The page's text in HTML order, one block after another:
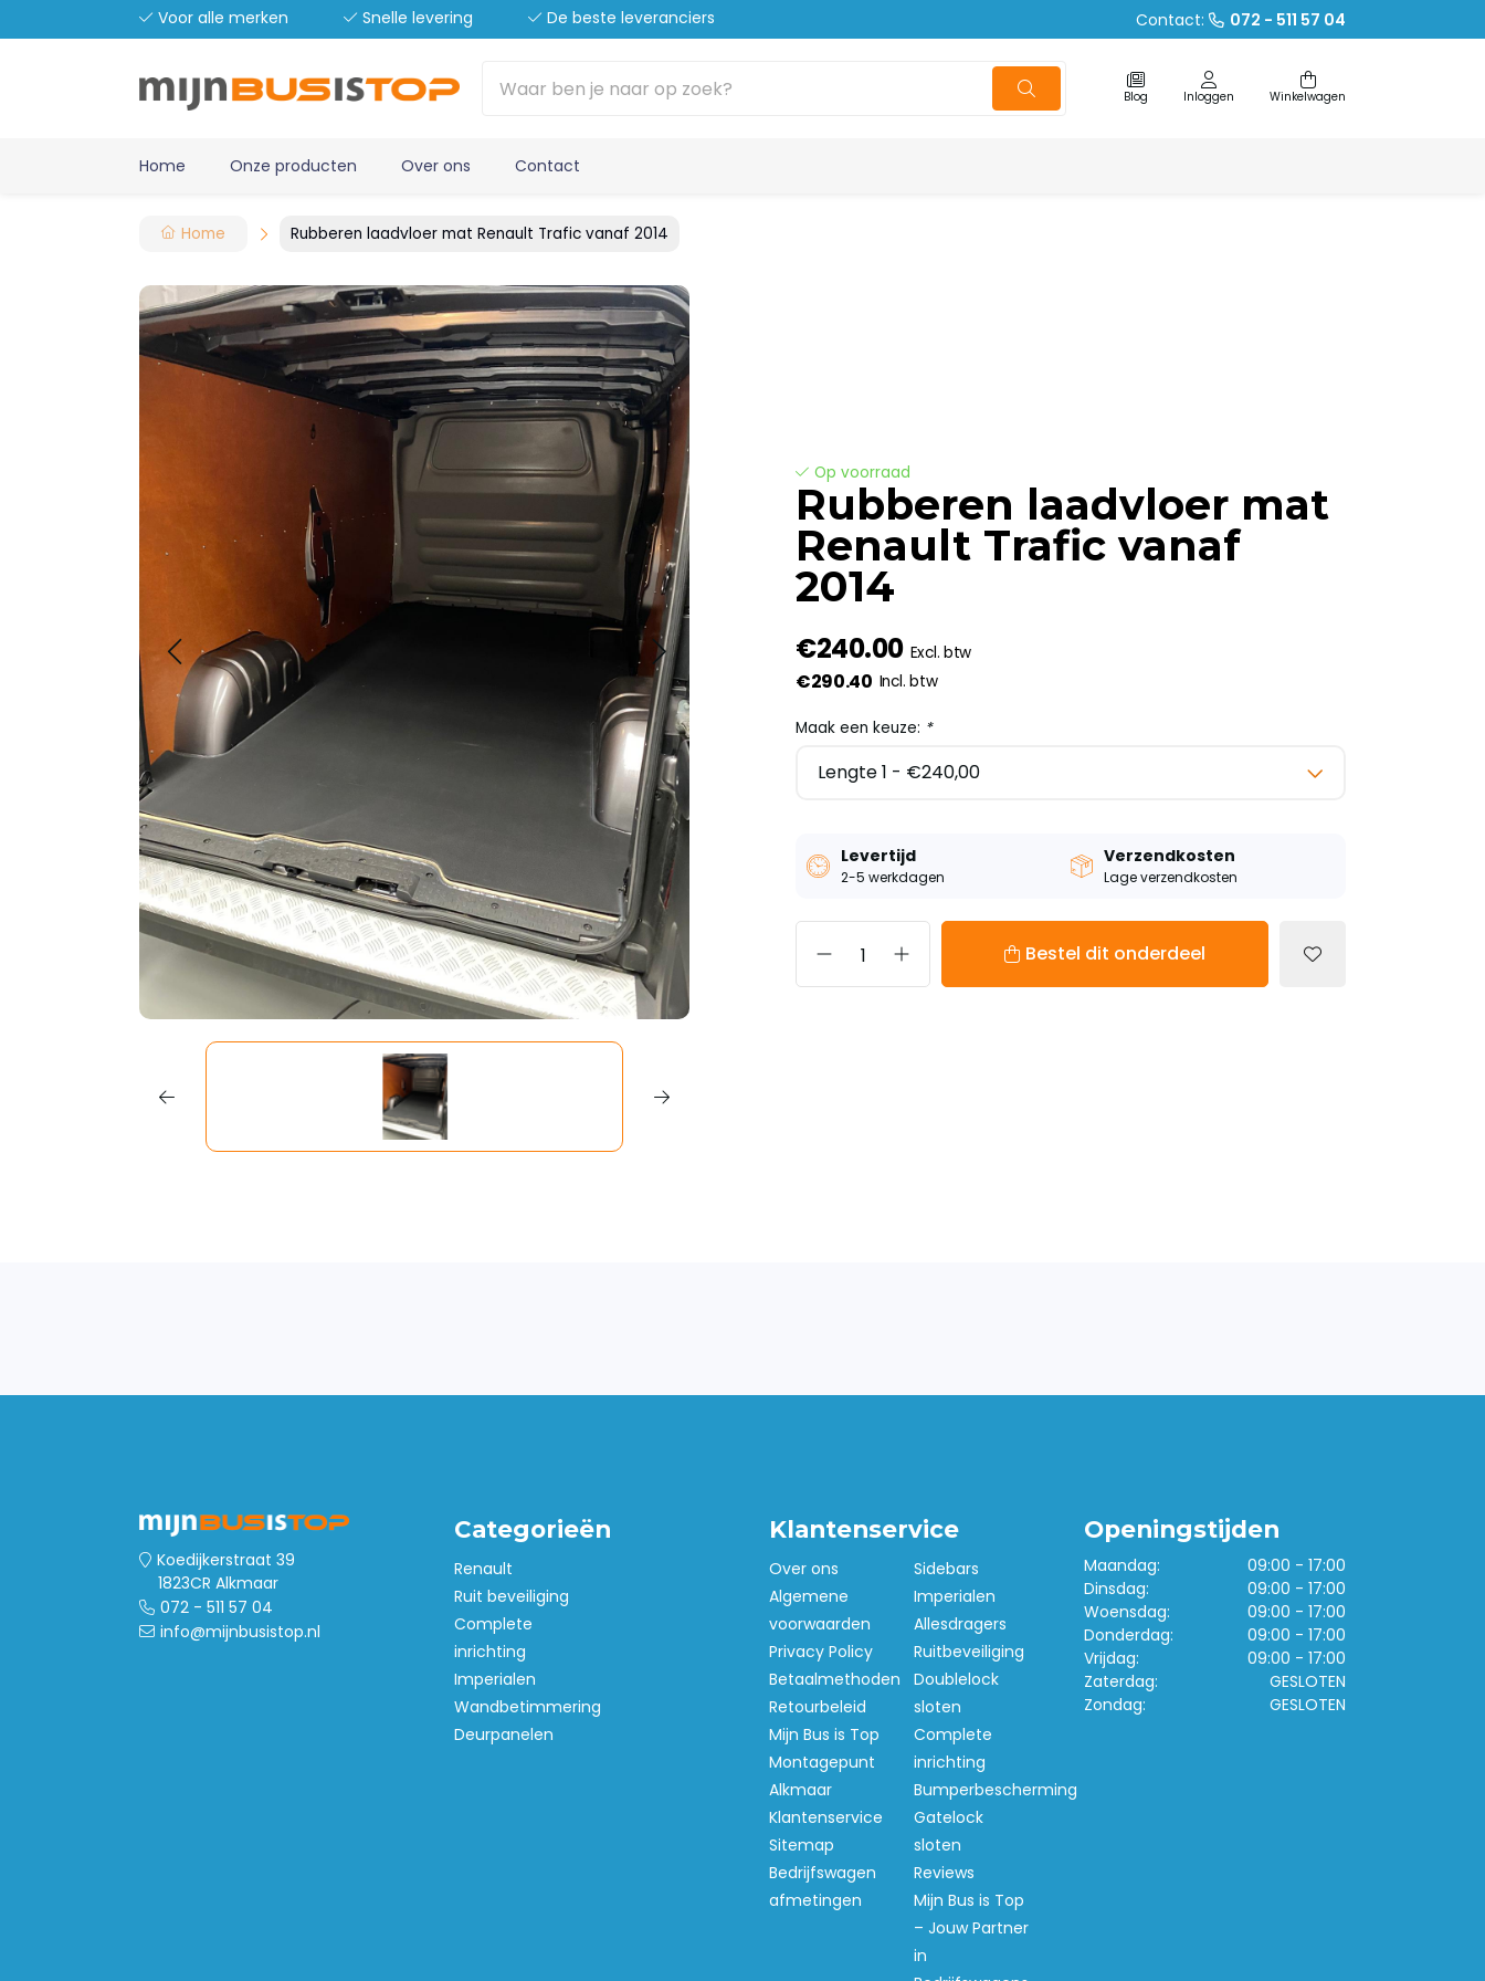
Voor alle merken Snelle levering De beste leveranciers Contact: 072 - 511 57 04
Blog Inloggen Winkelwagen
Home Onze producten Over ons Contact
Home Rubberen laadvloer mat Renault Trafic vanaf 2014
Op voorraad
Rubberen laadvloer mat
Renault Trafic vanaf
2014
€240.00 Excl. btw
€290.40 Incl. btw
Maak een keuze: *
Levertijd
2-5 werkdagen
Verzendkosten
Lage verzendkosten
Bestel dit onderdeel
Koedijkerstraat 39
1823CR Alkmaar
072 - 511 57 04
info@mijnbusistop.nl
Categorieën
Renault
Ruit beveiliging
Complete
inrichting
Imperialen
Wandbetimmering
Deurpanelen
Klantenservice
Over ons
Algemene
voorwaarden
Privacy Policy
Betaalmethoden
Retourbeleid
Mijn Bus is Top
Montagepunt
Alkmaar
Klantenservice
Sitemap
Bedrijfswagen
afmetingen
Sidebars
Imperialen
Allesdragers
Ruitbeveiliging
Doublelock
sloten
Complete
inrichting
Bumperbescherming
Gatelock
sloten
Reviews
Mijn Bus is Top
– Jouw Partner
in
Openingstijden
Maandag:
09:00 - 17:00
Dinsdag:
09:00 - 17:00
Woensdag:
09:00 - 17:00
Donderdag:
09:00 - 17:00
Vrijdag:
09:00 - 17:00
Zaterdag:
GESLOTEN
Zondag:
GESLOTEN